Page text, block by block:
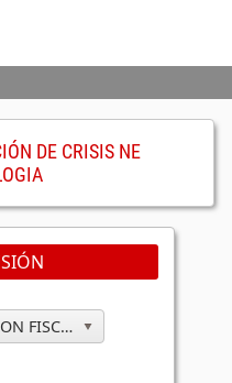
DE CRISIS NE
CODIGO DE IDENTIFICACION FISCAL